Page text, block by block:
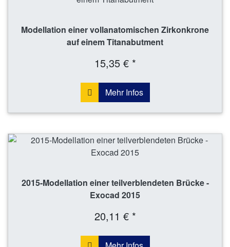
Modellation einer vollanatomischen Zirkonkrone
auf einem Titanabutment
15,35 € *
Mehr Infos
2015-Modellation einer teilverblendeten Brücke -
Exocad 2015
20,11 € *